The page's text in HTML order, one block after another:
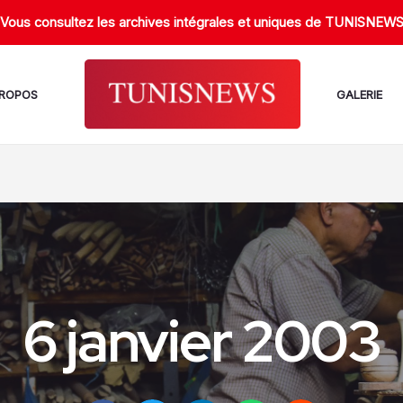
Vous consultez les archives intégrales et uniques de TUNISNEWS
GALERIE
6 janvier 2003